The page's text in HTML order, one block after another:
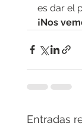
es dar el
¡Nos
Entradas